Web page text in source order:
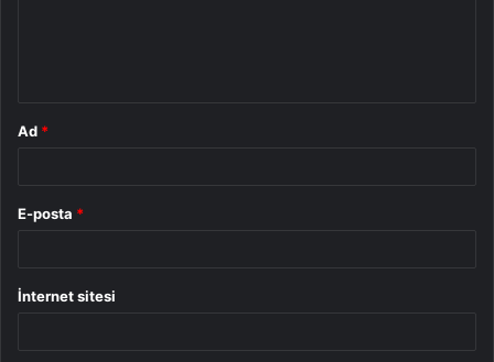
Ad *
E-posta *
İnternet sitesi